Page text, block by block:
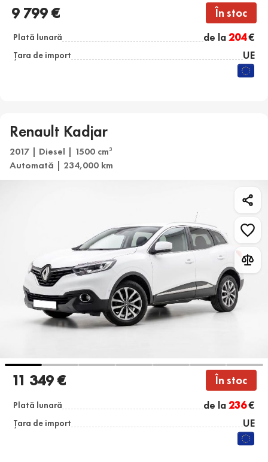
9 799 € În stoc
Plată lunară de la204€
Țara de import UE
Renault Kadjar
2017 | Diesel | 1500 cm3
Automată | 234,000 km
11 349 € În stoc
Plată lunară de la236€
Țara de import UE